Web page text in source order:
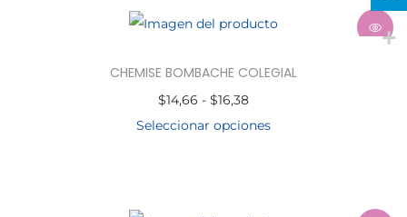
CHEMISE BOMBACHE COLEGIAL
$14,66 - $16,38
Seleccionar opciones